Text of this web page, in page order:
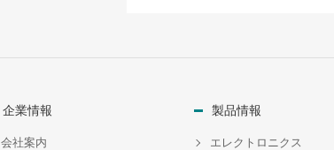
企業情報
会社案内
製品情報
エレクトロニクス